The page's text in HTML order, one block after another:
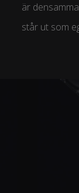
är
står ut som